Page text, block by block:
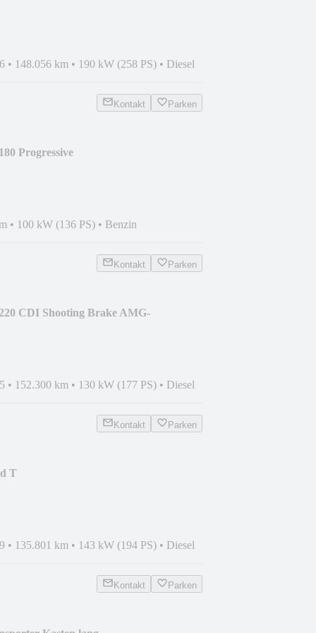
• 148.056 km • 190 kW (258 PS) • Diesel
Kontakt Parken
Progressive
• 100 kW (136 PS) • Benzin
Kontakt Parken
CDI Shooting Brake AMG-
• 152.300 km • 130 kW (177 PS) • Diesel
Kontakt Parken
T
• 135.801 km • 143 kW (194 PS) • Diesel
Kontakt Parken